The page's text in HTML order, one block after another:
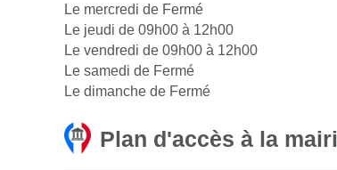
Le mercredi de Fermé
Le jeudi de 09h00 à 12h00
Le vendredi de 09h00 à 12h00
Le samedi de Fermé
Le dimanche de Fermé
Plan d'accès à la